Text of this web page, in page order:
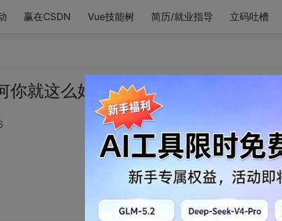
赢在CSDN Vue技能树 简历/就业指导 立码吐槽
你就这么好看